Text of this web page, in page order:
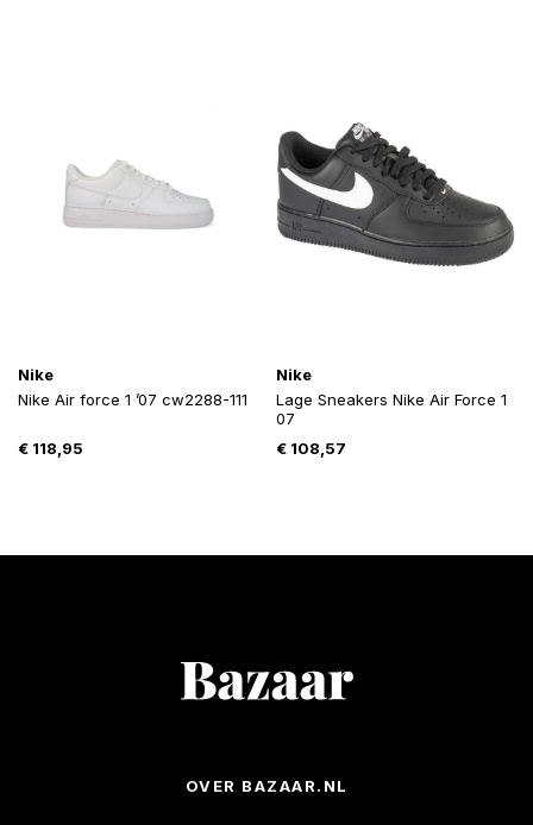
Nike
Nike Air force 1 ’07 cw2288-111
€ 118,95
Nike
Lage Sneakers Nike Air Force 1
07
€108,57
OVER BAZAAR.NL